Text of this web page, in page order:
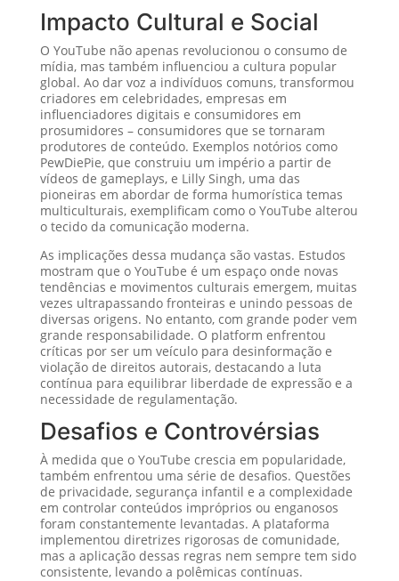
Impacto Cultural e Social
O YouTube não apenas revolucionou o consumo de
mídia, mas também influenciou a cultura popular
global. Ao dar voz a indivíduos comuns, transformou
criadores em celebridades, empresas em
influenciadores digitais e consumidores em
prosumidores – consumidores que se tornaram
produtores de conteúdo. Exemplos notórios como
PewDiePie, que construiu um império a partir de
vídeos de gameplays, e Lilly Singh, uma das
pioneiras em abordar de forma humorística temas
multiculturais, exemplificam como o YouTube alterou
o tecido da comunicação moderna.
As implicações dessa mudança são vastas. Estudos
mostram que o YouTube é um espaço onde novas
tendências e movimentos culturais emergem, muitas
vezes ultrapassando fronteiras e unindo pessoas de
diversas origens. No entanto, com grande poder vem
grande responsabilidade. O platform enfrentou
críticas por ser um veículo para desinformação e
violação de direitos autorais, destacando a luta
contínua para equilibrar liberdade de expressão e a
necessidade de regulamentação.
Desafios e Controvérsias
À medida que o YouTube crescia em popularidade,
também enfrentou uma série de desafios. Questões
de privacidade, segurança infantil e a complexidade
em controlar conteúdos impróprios ou enganosos
foram constantemente levantadas. A plataforma
implementou diretrizes rigorosas de comunidade,
mas a aplicação dessas regras nem sempre tem sido
consistente, levando a polêmicas contínuas.